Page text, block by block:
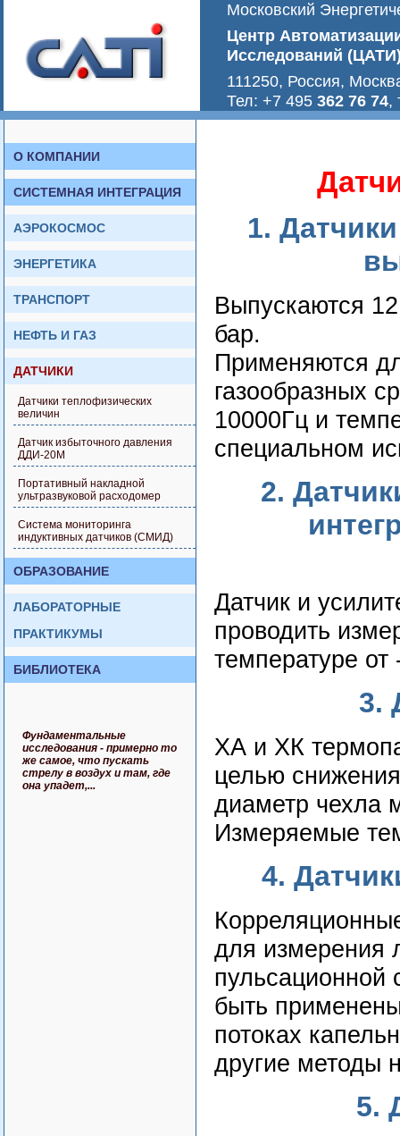
Московский
Центр
Исследований
111250, Россия,
Тел: +7 495 362 76 74,
О КОМПАНИИ
СИСТЕМНАЯ ИНТЕГРАЦИЯ
АЭРОКОСМОС
ЭНЕРГЕТИКА
ТРАНСПОРТ
НЕФТЬ И ГАЗ
ДАТЧИКИ
Датчики теплофизических
величин
Датчик избыточного давления
ДДИ-20М
Портативный накладной
ультразвуковой расходомер
Система мониторинга
индуктивных датчиков (СМИД)
ОБРАЗОВАНИЕ
ЛАБОРАТОРНЫЕ
ПРАКТИКУМЫ
БИБЛИОТЕКА
Фундаментальные
исследования - примерно то
же самое, что пускать
стрелу в воздух и там, где
она упадет,...
1.
Выпускаются
бар.
Применяются
газообразных
10000Гц и
специальном
2.
Датчик и
проводить
температуре
3.
ХА и ХК
целью
диаметр чехла
Измеряемые
4.
для измерения
пульсационной
быть
потоках
другие методы
5.